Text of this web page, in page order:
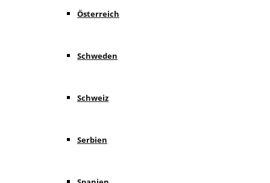
Österreich
Schweden
Schweiz
Serbien